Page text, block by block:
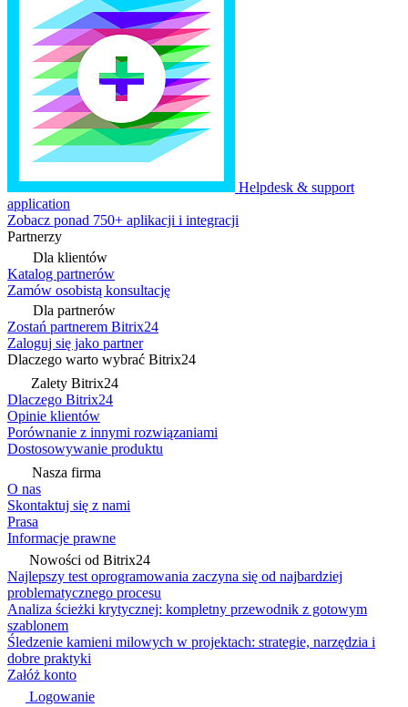
Helpdesk & support
application
Zobacz ponad 750+ aplikacji i integracji
Partnerzy
Dla klientów
Katalog partnerów
Zamów osobistą konsultację
Dla partnerów
Zostań partnerem Bitrix24
Zaloguj się jako partner
Dlaczego warto wybrać Bitrix24
Zalety Bitrix24
Dlaczego Bitrix24
Opinie klientów
Porównanie z innymi rozwiązaniami
Dostosowywanie produktu
Nasza firma
O nas
Skontaktuj się z nami
Prasa
Informacje prawne
Nowości od Bitrix24
Najlepszy test oprogramowania zaczyna się od najbardziej
problematycznego procesu
Analiza ścieżki krytycznej: kompletny przewodnik z gotowym
szablonem
Śledzenie kamieni milowych w projektach: strategie, narzędzia i
dobre praktyki
Załóż konto
Logowanie